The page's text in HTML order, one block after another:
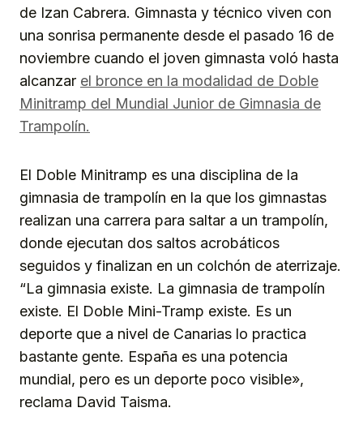
de Izan Cabrera. Gimnasta y técnico viven con
una sonrisa permanente desde el pasado 16 de
noviembre cuando el joven gimnasta voló hasta
alcanzar el bronce en la modalidad de Doble
Minitramp del Mundial Junior de Gimnasia de
Trampolín.
El Doble Minitramp es una disciplina de la
gimnasia de trampolín en la que los gimnastas
realizan una carrera para saltar a un trampolín,
donde ejecutan dos saltos acrobáticos
seguidos y finalizan en un colchón de aterrizaje.
“La gimnasia existe. La gimnasia de trampolín
existe. El Doble Mini-Tramp existe. Es un
deporte que a nivel de Canarias lo practica
bastante gente. España es una potencia
mundial, pero es un deporte poco visible»,
reclama David Taisma.